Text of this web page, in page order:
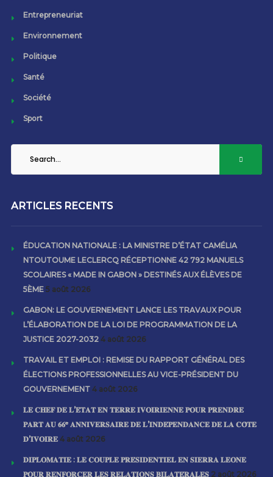
Entrepreneuriat
Environnement
Politique
Santé
Société
Sport
ARTICLES RECENTS
ÉDUCATION NATIONALE : LA MINISTRE D’ÉTAT CAMÉLIA
NTOUTOUME LECLERCQ RÉCEPTIONNE 42 792 MANUELS
SCOLAIRES « MADE IN GABON » DESTINÉS AUX ÉLÈVES DE
5ÈME 5 août 2026
GABON: LE GOUVERNEMENT LANCE LES TRAVAUX POUR
L’ÉLABORATION DE LA LOI DE PROGRAMMATION DE LA
JUSTICE 2027-2032 4 août 2026
TRAVAIL ET EMPLOI : REMISE DU RAPPORT GÉNÉRAL DES
ÉLECTIONS PROFESSIONNELLES AU VICE-PRÉSIDENT DU
GOUVERNEMENT 4 août 2026
𝐋𝐄 𝐂𝐇𝐄𝐅 𝐃𝐄 𝐋’𝐄́𝐓𝐀𝐓 𝐄𝐍 𝐓𝐄𝐑𝐑𝐄 𝐈𝐕𝐎𝐈𝐑𝐈𝐄𝐍𝐍𝐄 𝐏𝐎𝐔𝐑 𝐏𝐑𝐄𝐍𝐃𝐑𝐄
𝐏𝐀𝐑𝐓 𝐀𝐔 𝟔𝟔ᵉ 𝐀𝐍𝐍𝐈𝐕𝐄𝐑𝐒𝐀𝐈𝐑𝐄 𝐃𝐄 𝐋’𝐈𝐍𝐃𝐄́𝐏𝐄𝐍𝐃𝐀𝐍𝐂𝐄 𝐃𝐄 𝐋𝐀 𝐂𝐎̂𝐓𝐄
𝐃’𝐈𝐕𝐎𝐈𝐑𝐄 4 août 2026
𝐃𝐈𝐏𝐋𝐎𝐌𝐀𝐓𝐈𝐄 : 𝐋𝐄 𝐂𝐎𝐔𝐏𝐋𝐄 𝐏𝐑𝐄́𝐒𝐈𝐃𝐄𝐍𝐓𝐈𝐄𝐋 𝐄𝐍 𝐒𝐈𝐄𝐑𝐑𝐀 𝐋𝐄𝐎𝐍𝐄
𝐏𝐎𝐔𝐑 𝐑𝐄𝐍𝐅𝐎𝐑𝐂𝐄𝐑 𝐋𝐄𝐒 𝐑𝐄𝐋𝐀𝐓𝐈𝐎𝐍𝐒 𝐁𝐈𝐋𝐀𝐓𝐄́𝐑𝐀𝐋𝐄𝐒 2 août 2026